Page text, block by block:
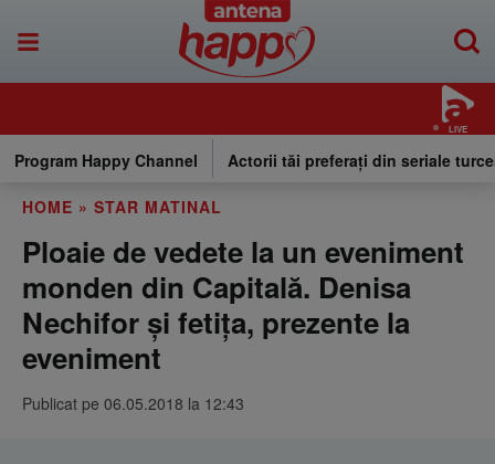
LIVE
Program Happy Channel Actorii tăi preferați din seriale
HOME » STAR MATINAL
Ploaie de vedete la un eveniment
monden din Capitală. Denisa
Nechifor și fetița, prezente la
eveniment
Publicat pe 06.05.2018 la 12:43